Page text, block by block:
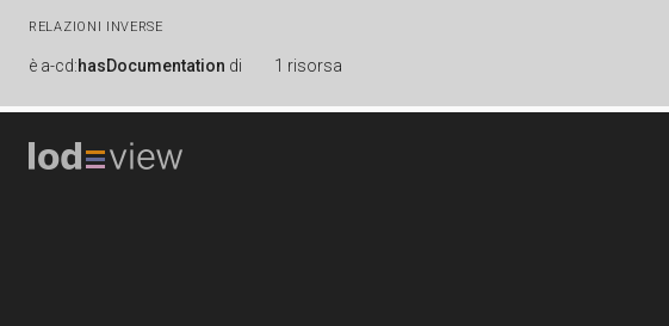
RELAZIONI INVERSE
è a-cd:hasDocumentation di 1 risorsa